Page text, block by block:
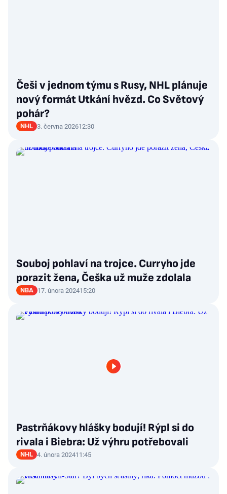
Češi v jednom týmu s Rusy, NHL plánuje
nový formát Utkání hvězd. Co Světový
pohár?
NHL 3. června 202612:30
Souboj pohlaví na trojce. Curryho jde
porazit žena, Češka už muže zdolala
NBA 17. února 202415:20
Pastrňákovy hlášky bodují! Rýpl si do
rivala i Biebra: Už výhru potřebovali
NHL 4. února 202411:45